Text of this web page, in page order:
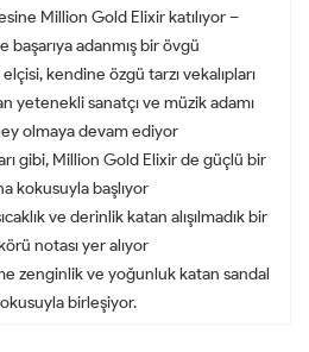
Million Gold Elixir katılıyor –
başarıya adanmış bir övgü
kendine özgü tarzı vekalıpları
yetenekli sanatçı ve müzik adamı
olmaya devam ediyor
gibi, Million Gold Elixir de güçlü bir
kokusuyla başlıyor
ve derinlik katan alışılmadık bir
notası yer alıyor
zenginlik ve yoğunluk katan sandal
birleşiyor.